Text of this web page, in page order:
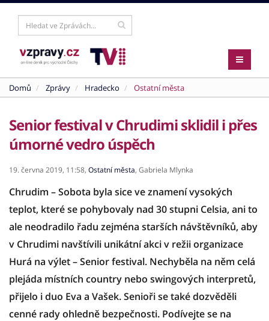
Domů Zprávy Hradecko Ostatní města
Senior festival v Chrudimi sklidil i přes
úmorné vedro úspěch
19. června 2019, 11:58, Ostatní města, Gabriela Mlynka
Chrudim – Sobota byla sice ve znamení vysokých
teplot, které se pohybovaly nad 30 stupni Celsia, ani to
ale neodradilo řadu zejména starších návštěvníků, aby
v Chrudimi navštívili unikátní akci v režii organizace
Hurá na výlet – Senior festival. Nechyběla na něm celá
plejáda místních country nebo swingových interpretů,
přijelo i duo Eva a Vašek. Senioři se také dozvěděli
cenné rady ohledně bezpečnosti. Podívejte se na